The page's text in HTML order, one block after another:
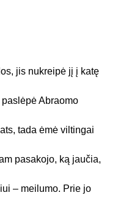
jis nukreipė jį į katę
Abraomo
tada ėmė viltingai
pasakojo, ką jaučia,
– meilumo. Prie jo